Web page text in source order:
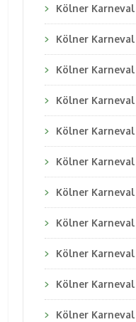
Kölner Karneval
Kölner Karneval
Kölner Karneval
Kölner Karneval
Kölner Karneval
Kölner Karneval
Kölner Karneval
Kölner Karneval
Kölner Karneval
Kölner Karneval
Kölner Karneval